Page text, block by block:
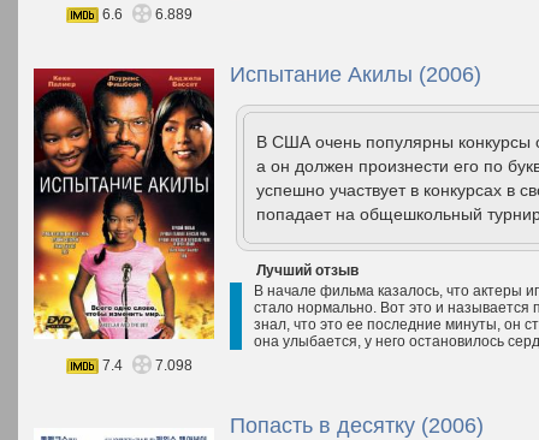
6.6
6.889
Испытание Акилы (2006)
В США очень популярны конкурсы
а он должен произнести его по
успешно участвует в конкурсах в
попадает на общешкольный
Лучший отзыв
В начале фильма казалось, что актеры
стало нормально. Вот это и
знал, что это ее последние минуты, он
она улыбается, у него остановилось
7.4
7.098
Попасть в десятку (2006)